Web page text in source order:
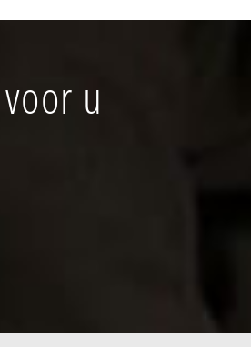
u